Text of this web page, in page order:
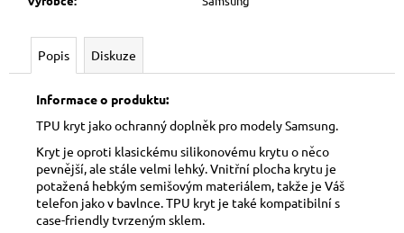
Popis Diskuze
Informace o produktu:
TPU kryt jako ochranný doplněk pro modely Samsung.
Kryt je oproti klasickému silikonovému krytu o něco
pevnější, ale stále velmi lehký. Vnitřní plocha krytu je
potažená hebkým semišovým materiálem, takže je Váš
telefon jako v bavlnce. TPU kryt je také kompatibilní s
case-friendly tvrzeným sklem.